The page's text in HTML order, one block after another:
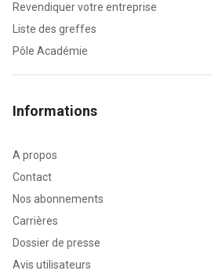
Revendiquer votre entreprise
Liste des greffes
Pôle Académie
Informations
A propos
Contact
Nos abonnements
Carrières
Dossier de presse
Avis utilisateurs